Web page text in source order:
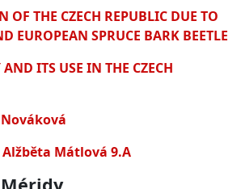
OF THE CZECH REPUBLIC DUE TO
EUROPEAN SPRUCE BARK BEETLE
ITS USE IN THE CZECH
Alžběta Mátlová 9.A